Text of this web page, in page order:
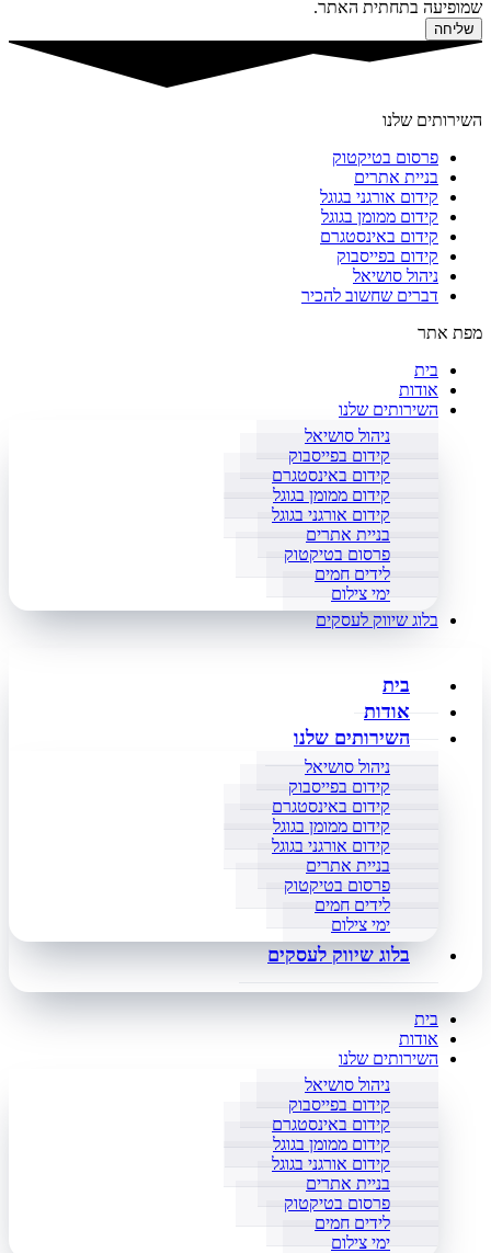
שמופיעה בתחתית האתר.
שליחה
השירותים שלנו
פרסום בטיקטוק
בניית אתרים
קידום אורגני בגוגל
קידום ממומן בגוגל
קידום באינסטגרם
קידום בפייסבוק
ניהול סושיאל
דברים שחשוב להכיר
מפת אתר
בית
אודות
השירותים שלנו
ניהול סושיאל
קידום בפייסבוק
קידום באינסטגרם
קידום ממומן בגוגל
קידום אורגני בגוגל
בניית אתרים
פרסום בטיקטוק
לידים חמים
ימי צילום
בלוג שיווק לעסקים
בית
אודות
השירותים שלנו
ניהול סושיאל
קידום בפייסבוק
קידום באינסטגרם
קידום ממומן בגוגל
קידום אורגני בגוגל
בניית אתרים
פרסום בטיקטוק
לידים חמים
ימי צילום
בלוג שיווק לעסקים
בית
אודות
השירותים שלנו
ניהול סושיאל
קידום בפייסבוק
קידום באינסטגרם
קידום ממומן בגוגל
קידום אורגני בגוגל
בניית אתרים
פרסום בטיקטוק
לידים חמים
ימי צילום